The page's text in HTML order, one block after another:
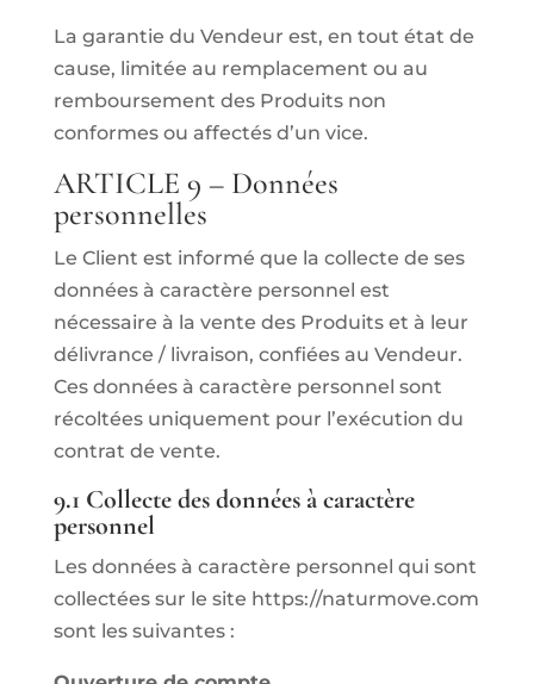
La garantie du Vendeur est, en tout état de
cause, limitée au remplacement ou au
remboursement des Produits non
conformes ou affectés d’un vice.
ARTICLE 9 – Données
personnelles
Le Client est informé que la collecte de ses
données à caractère personnel est
nécessaire à la vente des Produits et à leur
délivrance / livraison, confiées au Vendeur.
Ces données à caractère personnel sont
récoltées uniquement pour l’exécution du
contrat de vente.
9.1 Collecte des données à caractère
personnel
Les données à caractère personnel qui sont
collectées sur le site https://naturmove.com
sont les suivantes :